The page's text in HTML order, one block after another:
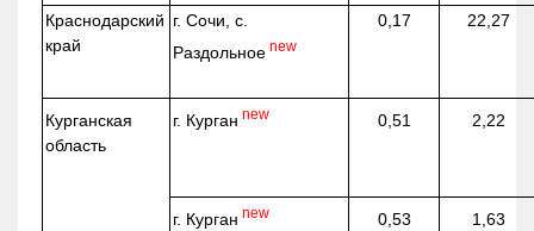
Краснодарский
край
г. Сочи, с.
Раздольное new
0,17 22,27
Курганская
область
г. Курган new 0,51 2,22
г. Курган new 0,53 1,63